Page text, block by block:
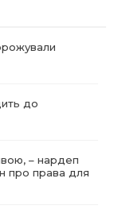
до
– нардеп
про права для